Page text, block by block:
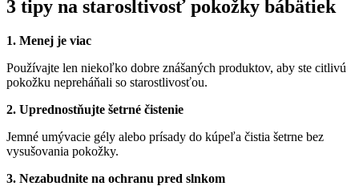
3 tipy na starosltivosť pokožky bábätiek
1. Menej je viac
Používajte len niekoľko dobre znášaných produktov, aby ste citlivú
pokožku nepreháňali so starostlivosťou.
2. Uprednostňujte šetrné čistenie
Jemné umývacie gély alebo prísady do kúpeľa čistia šetrne bez
vysušovania pokožky.
3. Nezabudnite na ochranu pred slnkom